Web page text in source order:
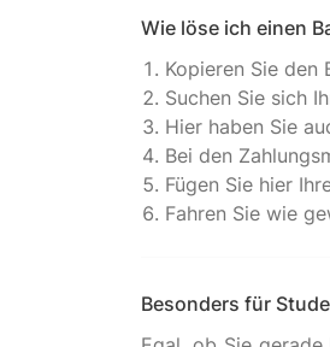
Wie löse ich einen
Kopieren Sie den
Suchen Sie sich
Hier haben Sie
Bei den
Fügen Sie hier
Fahren Sie wie
Besonders für